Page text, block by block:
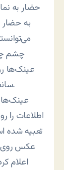
حضار به
به
چشم
عینک‌ها
سانفرانسیسکو به سوی زمین شیرجه می‌رفتند.
اطلاعات را
تعبیه
عکس روی
اعلام